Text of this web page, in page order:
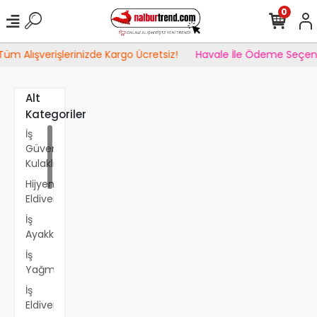
Alışverişlerinizde Kargo Ücretsiz! Havale İle Ödeme
0
Alt
Kategoriler
İş
Güvenliği
Kulaklık
Hijyenik
Eldiven
İş
Ayakkabısı&Çizmesi
İş
Yağmurluğu&Montu
İş
Eldiveni